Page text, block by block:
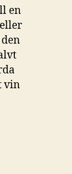
en
vin